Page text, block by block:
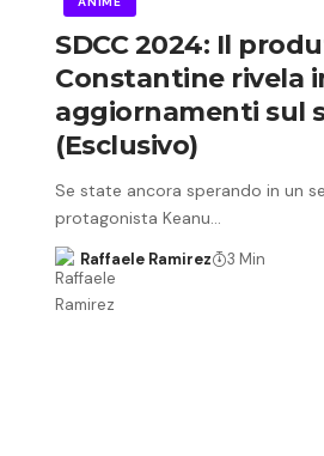
SDCC 2024: Il
Constantine rivela
aggiornamenti sul
(Esclusivo)
Se state ancora sperando in un
protagonista Keanu…
Raffaele Ramirez 3 Min